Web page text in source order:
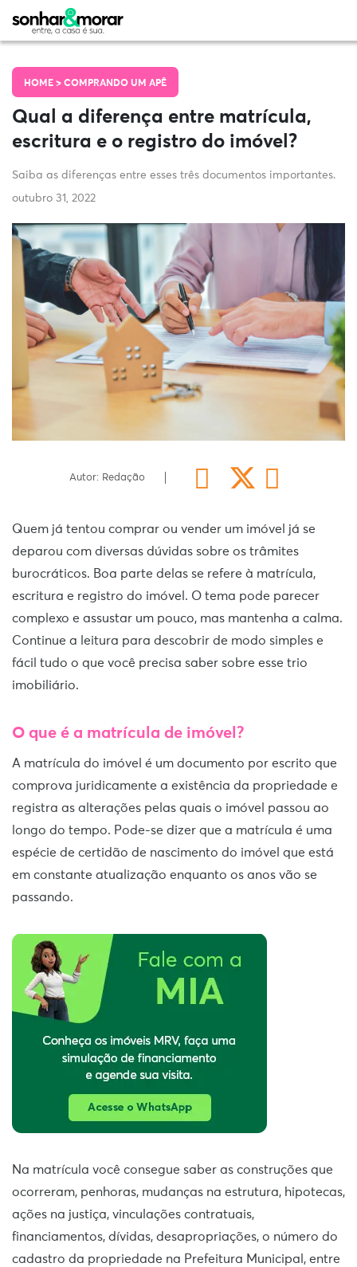
HOME > COMPRANDO UM APÊ
Qual a diferença entre matrícula,
escritura e o registro do imóvel?
Saiba as diferenças entre esses três documentos importantes.
outubro 31, 2022
Autor: Redação
Quem já tentou comprar ou vender um imóvel já se
deparou com diversas dúvidas sobre os trâmites
burocráticos. Boa parte delas se refere à matrícula,
escritura e registro do imóvel. O tema pode parecer
complexo e assustar um pouco, mas mantenha a calma.
Continue a leitura para descobrir de modo simples e
fácil tudo o que você precisa saber sobre esse trio
imobiliário.
O que é a matrícula de imóvel?
A matrícula do imóvel é um documento por escrito que
comprova juridicamente a existência da propriedade e
registra as alterações pelas quais o imóvel passou ao
longo do tempo. Pode-se dizer que a matrícula é uma
espécie de certidão de nascimento do imóvel que está
em constante atualização enquanto os anos vão se
passando.
Na matrícula você consegue saber as construções que
ocorreram, penhoras, mudanças na estrutura, hipotecas,
ações na justiça, vinculações contratuais,
financiamentos, dívidas, desapropriações, o número do
cadastro da propriedade na Prefeitura Municipal, entre